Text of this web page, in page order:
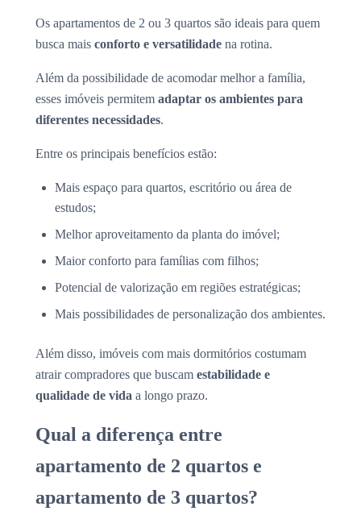
Os apartamentos de 2 ou 3 quartos são ideais para quem
busca mais conforto e versatilidade na rotina.
Além da possibilidade de acomodar melhor a família,
esses imóveis permitem adaptar os ambientes para
diferentes necessidades.
Entre os principais benefícios estão:
Mais espaço para quartos, escritório ou área de
estudos;
Melhor aproveitamento da planta do imóvel;
Maior conforto para famílias com filhos;
Potencial de valorização em regiões estratégicas;
Mais possibilidades de personalização dos ambientes.
Além disso, imóveis com mais dormitórios costumam
atrair compradores que buscam estabilidade e
qualidade de vida a longo prazo.
Qual a diferença entre
apartamento de 2 quartos e
apartamento de 3 quartos?